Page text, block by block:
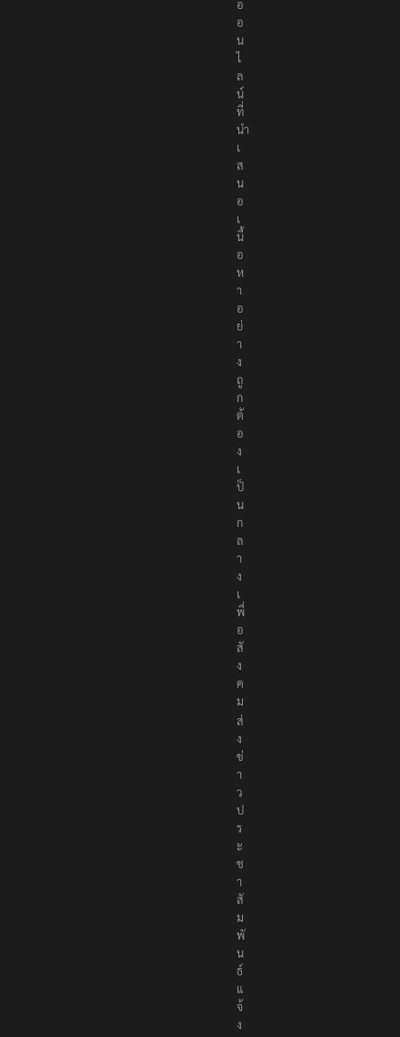
อ
อ
น
ไ
ล
น์
ที่
นำ
เ
ส
น
อ
เ
นื้
อ
ห
า
อ
ย่
า
ง
ถู
ก
ต้
อ
ง
เ
ป็
น
ก
ล
า
ง
เ
พื่
อ
สั
ง
ค
ม
ส่
ง
ข่
า
ว
ป
ร
ะ
ช
า
สั
ม
พั
น
ธ์
แ
จ้
ง